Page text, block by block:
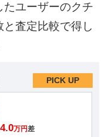
ユーザーのクチ
査定比較で得し
PICK UP
4.0万円差